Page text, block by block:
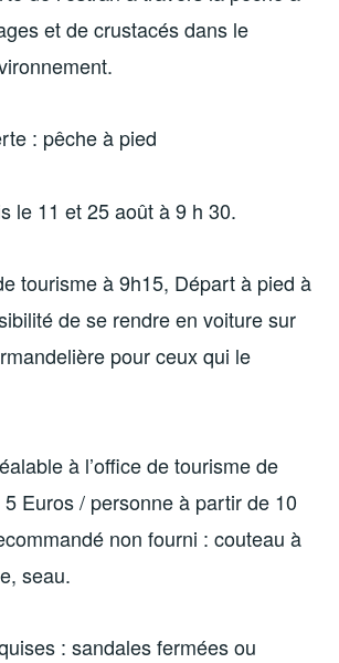
et de crustacés dans le
: pêche à pied
le 11 et 25 août à 9 h 30.
tourisme à 9h15, Départ à pied à
de se rendre en voiture sur
pour ceux qui le
à l’office de tourisme de
Euros / personne à partir de 10
non fourni : couteau à
seau.
: sandales fermées ou